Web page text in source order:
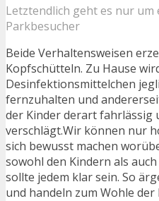
Letztendlich geht es nur um
Parkbesucher
Beide Verhaltensweisen
Kopfschütteln. Zu Hause
Desinfektionsmittelchen
fernzuhalten und
der Kinder derart fahrlässig
verschlägt.Wir können nur
sich bewusst machen
sowohl den Kindern als
sollte jedem klar sein. So
und handeln zum Wohle der